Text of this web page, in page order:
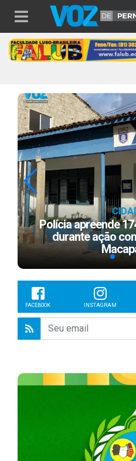
Projeto “Aqui Tem
atendimento nas
Lagoa
FACEBOOK INSTAGRAM